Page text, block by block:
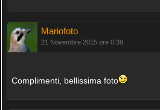
Mariofoto
21 Novembre 2015 ore 0:39
Complimenti, bellissima foto